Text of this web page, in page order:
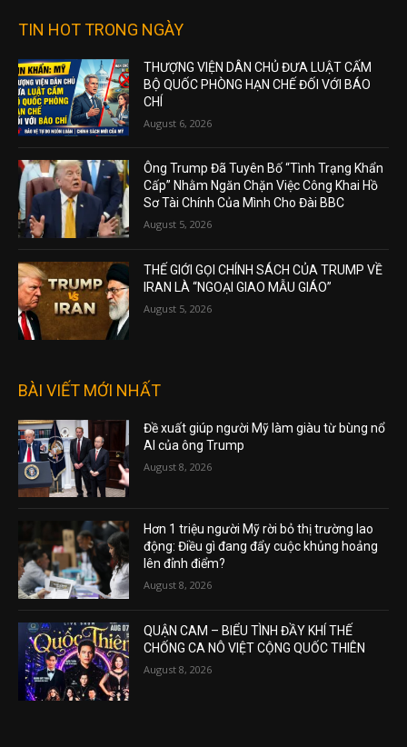
TIN HOT TRONG NGÀY
THƯỢNG VIỆN DÂN CHỦ ĐƯA LUẬT CẤM
BỘ QUỐC PHÒNG HẠN CHẾ ĐỐI VỚI BÁO
CHÍ
August 6, 2026
Ông Trump Đã Tuyên Bố “Tình Trạng Khẩn
Cấp” Nhằm Ngăn Chặn Việc Công Khai Hồ
Sơ Tài Chính Của Mình Cho Đài BBC
August 5, 2026
THẾ GIỚI GỌI CHÍNH SÁCH CỦA TRUMP VỀ
IRAN LÀ “NGOẠI GIAO MẪU GIÁO”
August 5, 2026
BÀI VIẾT MỚI NHẤT
Đề xuất giúp người Mỹ làm giàu từ bùng nổ
AI của ông Trump
August 8, 2026
Hơn 1 triệu người Mỹ rời bỏ thị trường lao
động: Điều gì đang đẩy cuộc khủng hoảng
lên đỉnh điểm?
August 8, 2026
QUẬN CAM – BIỂU TÌNH ĐẦY KHÍ THẾ
CHỐNG CA NÔ VIỆT CỘNG QUỐC THIÊN
August 8, 2026